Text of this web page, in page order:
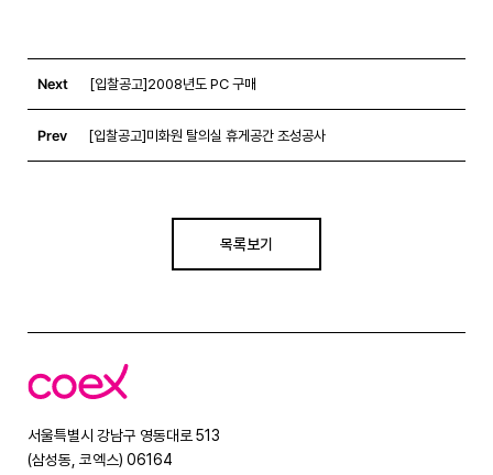
Next [입찰공고]2008년도 PC 구매
Prev [입찰공고]미화원 탈의실 휴게공간 조성공사
목록보기
코
엑
서울특별시 강남구 영동대로 513
(삼성동, 코엑스) 06164